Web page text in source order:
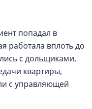
попадал в
работала вплоть до
с дольщиками,
квартиры,
с управляющей